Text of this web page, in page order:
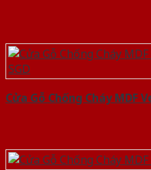
Cửa Gỗ Chống Cháy MDF